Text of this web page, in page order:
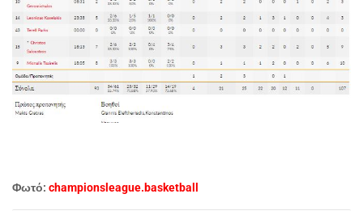
Φωτό: championsleague.basketball